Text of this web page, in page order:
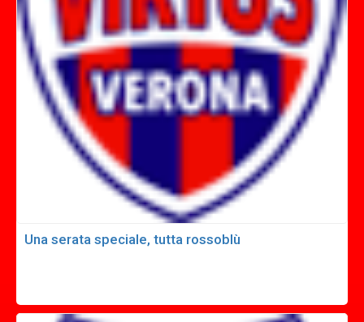
Una serata speciale, tutta rossoblù